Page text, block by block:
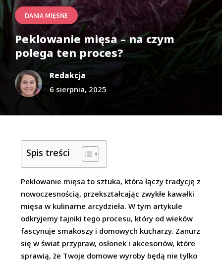
DANIA MIĘSNE
Peklowanie mięsa – na czym
polega ten proces?
Redakcja
6 sierpnia, 2025
Spis treści
Peklowanie mięsa to sztuka, która łączy tradycję z
nowoczesnością, przekształcając zwykłe kawałki
mięsa w kulinarne arcydzieła. W tym artykule
odkryjemy tajniki tego procesu, który od wieków
fascynuje smakoszy i domowych kucharzy. Zanurz
się w świat przypraw, osłonek i akcesoriów, które
sprawią, że Twoje domowe wyroby będą nie tylko